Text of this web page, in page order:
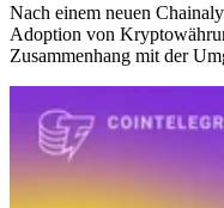
Nach einem neuen
Adoption von
Zusammenhang mit der